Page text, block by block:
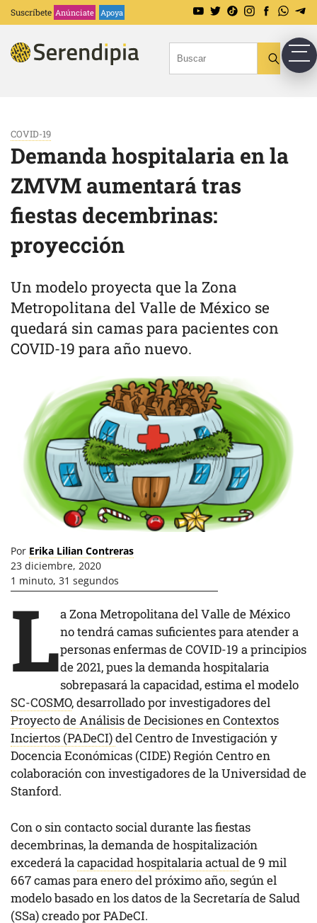
Suscríbete Anúnciate Apoya
COVID-19
Demanda hospitalaria en la
ZMVM aumentará tras
fiestas decembrinas:
proyección
Un modelo proyecta que la Zona
Metropolitana del Valle de México se
quedará sin camas para pacientes con
COVID-19 para año nuevo.
Por Erika Lilian Contreras
23 diciembre, 2020
1 minuto, 31 segundos
La Zona Metropolitana del Valle de México
no tendrá camas suficientes para atender a
personas enfermas de COVID-19 a principios
de 2021, pues la demanda hospitalaria
sobrepasará la capacidad, estima el modelo
SC-COSMO, desarrollado por investigadores del
Proyecto de Análisis de Decisiones en Contextos
Inciertos (PADeCI)del Centro de Investigación y
Docencia Económicas (CIDE) Región Centro en
colaboración con investigadores de la Universidad de
Stanford.
Con o sin contacto social durante las fiestas
decembrinas, la demanda de hospitalización
excederá la capacidad hospitalaria actualde 9 mil
667 camas para enero del próximo año, según el
modelo basado en los datos de la Secretaría de Salud
(SSa) creado por PADeCI.